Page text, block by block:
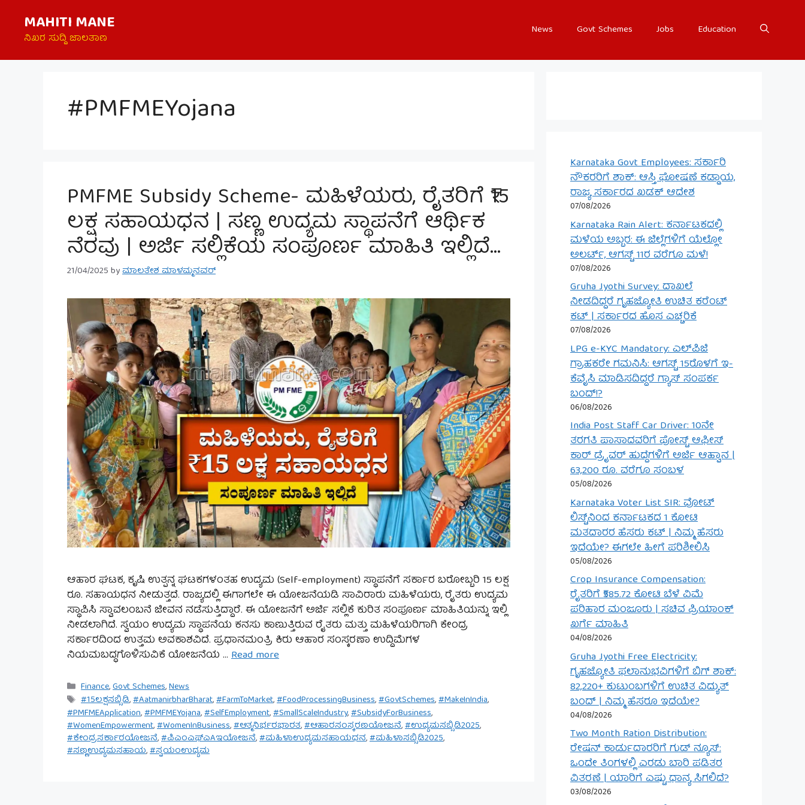
content
MAHITI MANE
ನಿಖರ ಸುದ್ದಿ ಜಾಲತಾಣ
News Govt Schemes Jobs Education
#PMFMEYojana
PMFME Subsidy Scheme- ಮಹಿಳೆಯರು, ರೈತರಿಗೆ ₹15
ಲಕ್ಷ ಸಹಾಯಧನ | ಸಣ್ಣ ಉದ್ಯಮ ಸ್ಥಾಪನೆಗೆ ಆರ್ಥಿಕ
ನೆರವು | ಅರ್ಜಿ ಸಲ್ಲಿಕೆಯ ಸಂಪೂರ್ಣ ಮಾಹಿತಿ ಇಲ್ಲಿದೆ…
21/04/2025byಮಾಲತೇಶ ಮಾಳಮ್ಮನವರ್
ಆಹಾರ ಘಟಕ, ಕೃಷಿ ಉತ್ಪನ್ನ ಘಟಕಗಳಂತಹ ಉದ್ಯಮ (Self-employment) ಸ್ಥಾಪನೆಗೆ ಸರ್ಕಾರ ಬರೋಬ್ಬರಿ 15 ಲಕ್ಷ
ರೂ. ಸಹಾಯಧನ ನೀಡುತ್ತದೆ. ರಾಜ್ಯದಲ್ಲಿ ಈಗಾಗಲೇ ಈ ಯೋಜನೆಯಡಿ ಸಾವಿರಾರು ಮಹಿಳೆಯರು, ರೈತರು ಉದ್ಯಮ
ಸ್ಥಾಪಿಸಿ ಸ್ವಾವಲಂಬನೆ ಜೀವನ ನಡೆಸುತ್ತಿದ್ದಾರೆ. ಈ ಯೋಜನೆಗೆ ಅರ್ಜಿ ಸಲ್ಲಿಕೆ ಕುರಿತ ಸಂಪೂರ್ಣ ಮಾಹಿತಿಯನ್ನು ಇಲ್ಲಿ
ನೀಡಲಾಗಿದೆ. ಸ್ವಯಂ ಉದ್ಯಮ ಸ್ಥಾಪನೆಯ ಕನಸು ಕಾಣುತ್ತಿರುವ ರೈತರು ಮತ್ತು ಮಹಿಳೆಯರಿಗಾಗಿ ಕೇಂದ್ರ
ಸರ್ಕಾರದಿಂದ ಉತ್ತಮ ಅವಕಾಶವಿದೆ. ಪ್ರಧಾನಮಂತ್ರಿ ಕಿರು ಆಹಾರ ಸಂಸ್ಕರಣಾ ಉದ್ದಿಮೆಗಳ
ನಿಯಮಬದ್ಧಗೊಳಿಸುವಿಕೆ ಯೋಜನೆಯ … Read more
Categories
Finance,Govt Schemes,News
Tags
#15ಲಕ್ಷಸಬ್ಸಿಡಿ,#AatmanirbharBharat,#FarmToMarket,#FoodProcessingBusiness,#GovtSchemes,#MakeInIndia,
#PMFMEApplication,#PMFMEYojana,#SelfEmployment,#SmallScaleIndustry,#SubsidyForBusiness,
#WomenEmpowerment,#WomenInBusiness,#ಆತ್ಮನಿರ್ಭರಭಾರತ,#ಆಹಾರಸಂಸ್ಕರಣಯೋಜನೆ,#ಉದ್ಯಮಸಬ್ಸಿಡಿ2025,
#ಕೇಂದ್ರಸರ್ಕಾರಯೋಜನೆ,#ಪಿಎಂಎಫ್‌ಎAಇಯೋಜನೆ,#ಮಹಿಳಾಉದ್ಯಮಸಹಾಯಧನ,#ಮಹಿಳಾಸಬ್ಸಿಡಿ2025,
#ಸಣ್ಣಉದ್ಯಮಸಹಾಯ,#ಸ್ವಯಂಉದ್ಯಮ
Karnataka Govt Employees: ಸರ್ಕಾರಿ
ನೌಕರರಿಗೆ ಶಾಕ್: ಆಸ್ತಿ ಘೋಷಣೆ ಕಡ್ಡಾಯ,
ರಾಜ್ಯ ಸರ್ಕಾರದ ಖಡಕ್ ಆದೇಶ
07/08/2026
Karnataka Rain Alert: ಕರ್ನಾಟಕದಲ್ಲಿ
ಮಳೆಯ ಅಬ್ಬರ: ಈ ಜಿಲ್ಲೆಗಳಿಗೆ ಯೆಲ್ಲೋ
ಅಲರ್ಟ್, ಆಗಸ್ಟ್ 11ರ ವರೆಗೂ ಮಳೆ!
07/08/2026
Gruha Jyothi Survey: ದಾಖಲೆ
ನೀಡದಿದ್ದರೆ ಗೃಹಜ್ಯೋತಿ ಉಚಿತ ಕರೆಂಟ್
ಕಟ್ | ಸರ್ಕಾರದ ಹೊಸ ಎಚ್ಚರಿಕೆ
07/08/2026
LPG e-KYC Mandatory: ಎಲ್‌ಪಿಜಿ
ಗ್ರಾಹಕರೇ ಗಮನಿಸಿ: ಆಗಸ್ಟ್ 15ರೊಳಗೆ ಇ-
ಕೆವೈಸಿ ಮಾಡಿಸದಿದ್ದರೆ ಗ್ಯಾಸ್ ಸಂಪರ್ಕ
ಬಂದ್!?
06/08/2026
India Post Staff Car Driver: 10ನೇ
ತರಗತಿ ಪಾಸಾದವರಿಗೆ ಪೋಸ್ಟ್ ಆಫೀಸ್
ಕಾರ್ ಡ್ರೈವರ್ ಹುದ್ದೆಗಳಿಗೆ ಅರ್ಜಿ ಆಹ್ವಾನ |
63,200 ರೂ. ವರೆಗೂ ಸಂಬಳ
05/08/2026
Karnataka Voter List SIR: ವೋಟ್
ಲಿಸ್ಟ್‌ನಿಂದ ಕರ್ನಾಟಕದ 1 ಕೋಟಿ
ಮತದಾರರ ಹೆಸರು ಕಟ್ | ನಿಮ್ಮ ಹೆಸರು
ಇದೆಯೇ? ಈಗಲೇ ಹೀಗೆ ಪರಿಶೀಲಿಸಿ
05/08/2026
Crop Insurance Compensation:
ರೈತರಿಗೆ ₹585.72 ಕೋಟಿ ಬೆಳೆ ವಿಮೆ
ಪರಿಹಾರ ಮಂಜೂರು | ಸಚಿವ ಪ್ರಿಯಾಂಕ್
ಖರ್ಗೆ ಮಾಹಿತಿ
04/08/2026
Gruha Jyothi Free Electricity:
ಗೃಹಜ್ಯೋತಿ ಫಲಾನುಭವಿಗಳಿಗೆ ಬಿಗ್ ಶಾಕ್:
82,220+ ಕುಟುಂಬಗಳಿಗೆ ಉಚಿತ ವಿದ್ಯುತ್
ಬಂದ್ | ನಿಮ್ಮ ಹೆಸರೂ ಇದೆಯೇ?
04/08/2026
Two Month Ration Distribution:
ರೇಷನ್ ಕಾರ್ಡುದಾರರಿಗೆ ಗುಡ್ ನ್ಯೂಸ್:
ಒಂದೇ ತಿಂಗಳಲ್ಲಿ ಎರಡು ಬಾರಿ ಪಡಿತರ
ವಿತರಣೆ | ಯಾರಿಗೆ ಎಷ್ಟು ಧಾನ್ಯ ಸಿಗಲಿದೆ?
03/08/2026